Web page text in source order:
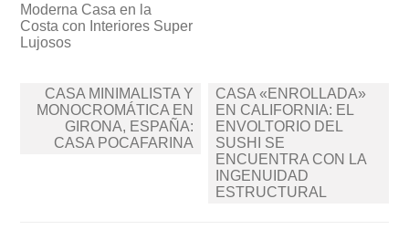
Moderna Casa en la
Costa con Interiores Super
Lujosos
Navegación
de
entradas
CASA MINIMALISTA Y
MONOCROMÁTICA EN
GIRONA, ESPAÑA:
CASA POCAFARINA
CASA «ENROLLADA»
EN CALIFORNIA: EL
ENVOLTORIO DEL
SUSHI SE
ENCUENTRA CON LA
INGENUIDAD
ESTRUCTURAL